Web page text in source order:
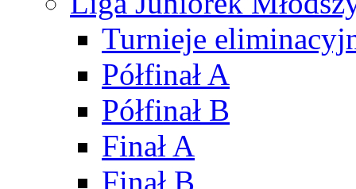
Turnieje
Półfinał A
Półfinał B
Finał A
Finał B